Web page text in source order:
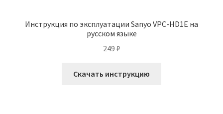
Инструкция по эксплуатации Sanyo VPC-HD1E на
русском языке
249 ₽
Скачать инструкцию